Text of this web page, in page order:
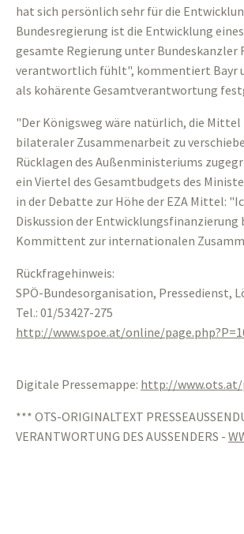
hat sich persönlich sehr für die
Bundesregierung ist die Entwicklung
gesamte Regierung unter
verantwortlich fühlt", kommentiert Bayr
als kohärente Gesamtverantwortung
"Der Königsweg wäre natürlich, die
bilateraler Zusammenarbeit zu
Rücklagen des Außenministeriums
ein Viertel des Gesamtbudgets des
in der Debatte zur Höhe der EZA Mittel:
Diskussion der
Kommittent zur internationalen
Rückfragehinweis:
SPÖ-Bundesorganisation, Pressedienst,
Tel.: 01/53427-275
http://www.spoe.at/online/
Digitale Pressemappe: http://www.ots.at/
*** OTS-ORIGINALTEXT
VERANTWORTUNG DES AUSSENDERS -